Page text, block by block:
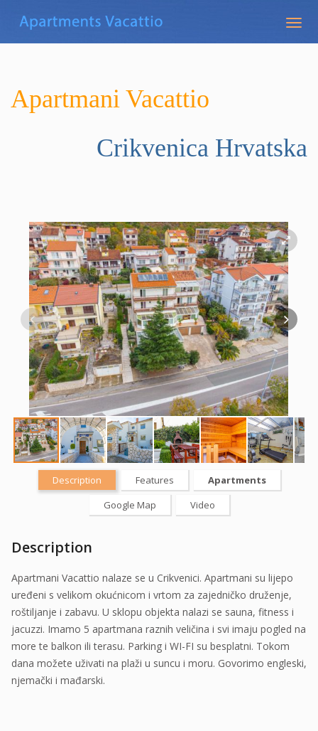
Apartmani Vacattio
Crikvenica Hrvatska
Description Features
Apartments
Google Map
Video
Description
Apartmani Vacattio nalaze se u Crikvenici. Apartmani su lijepo
uređeni s velikom okućnicom i vrtom za zajedničko druženje,
roštiljanje i zabavu. U sklopu objekta nalazi se sauna, fitness i
jacuzzi. Imamo 5 apartmana raznih veličina i svi imaju pogled na
more te balkon ili terasu. Parking i WI-FI su besplatni. Tokom
dana možete uživati na plaži u suncu i moru. Govorimo engleski,
njemački i mađarski.